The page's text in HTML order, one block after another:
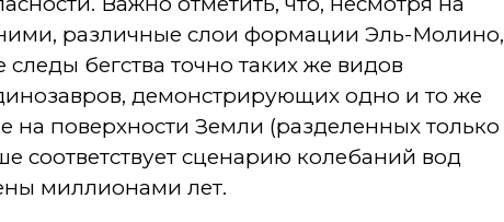
различные слои формации Эль-Молино,
бегства точно таких же видов
демонстрирующих одно и то же
на поверхности Земли (разделенных только
соответствует сценарию колебаний вод
миллионами лет.